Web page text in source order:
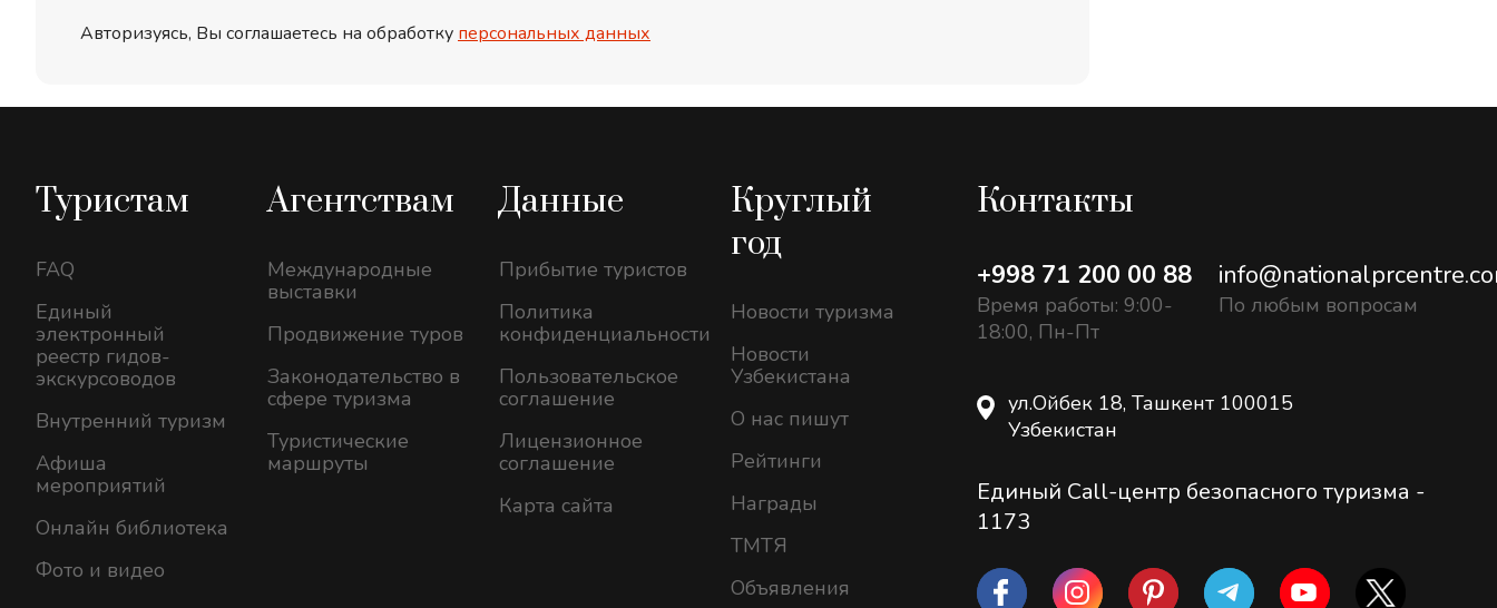
Авторизуясь, Вы соглашаетесь на обработку персональных данных
Туристам
FAQ
Единый
электронный
реестр гидов-
экскурсоводов
Внутренний туризм
Афиша
мероприятий
Онлайн библиотека
Фото и видео
Агентствам
Международные
выставки
Продвижение туров
Законодательство в
сфере туризма
Туристические
маршруты
Данные
Прибытие туристов
Политика
конфиденциальности
Пользовательское
соглашение
Лицензионное
соглашение
Карта сайта
Круглый
год
Новости туризма
Новости
Узбекистана
О нас пишут
Рейтинги
Награды
ТМТЯ
Объявления
Контакты
+998 71 200 00 88
Время работы: 9:00-
18:00, Пн-Пт
По любым вопросам
ул.Ойбек 18, Ташкент 100015
Узбекистан
Единый Call-центр безопасного туризма -
1173